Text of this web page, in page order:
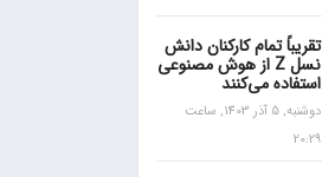
تقریباً تمام کارکنان دانش
نسل Z از هوش مصنوعی
استفاده می‌کنند
دوشنبه, 5 آذر 1403, ساعت
20:29